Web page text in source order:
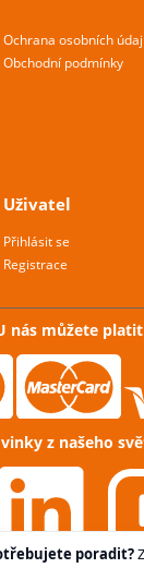
Ochrana osobních
Obchodní podmínky
Uživatel
Přihlásit se
Registrace
nás můžete platit
z našeho
poradit?